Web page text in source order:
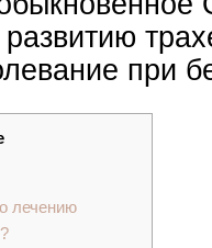
при
лечению